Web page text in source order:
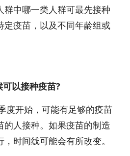
群中哪一类人群可最先接种
定疫苗，以及不同年龄组或
以接种疫苗?
开始，可能有足够的疫苗
的人接种。如果疫苗的制造
时间线可能会有所改变。